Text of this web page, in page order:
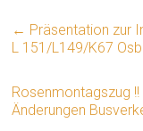
← Präsentation zur
L 151/L149/K67
Rosenmontagszug
Änderungen